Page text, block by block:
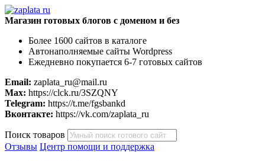
Магазин готовых блогов с доменом и без
Более 1600 сайтов в каталоге
Автонаполняемые сайты Wordpress
Ежедневно покупается 6-7 готовых сайтов
Email: zaplata_ru@mail.ru
Max: https://clck.ru/3SZQNY
Telegram: https://t.me/fgsbankd
Вконтакте: https://vk.com/zaplata_ru
Поиск товаров
Отзывы Центр помощи и поддержка